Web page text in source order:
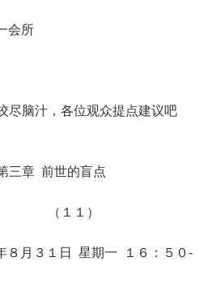
会所
脑汁，各位观众提点建议吧
的盲点
）
月３１日 星期一 １６：５０-